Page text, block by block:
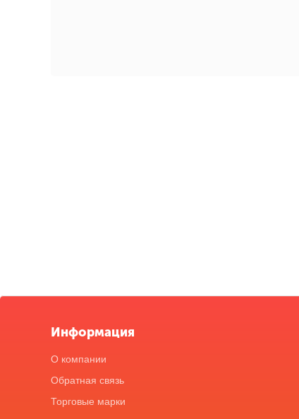
Информация
О компании
Обратная связь
Торговые марки